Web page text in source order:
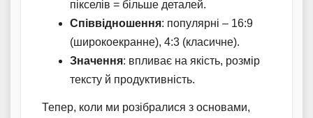
пікселів = більше деталей.
Співвідношення: популярні – 16:9
(широкоекранне), 4:3 (класичне).
Значення: впливає на якість, розмір
тексту й продуктивність.
Тепер, коли ми розібралися з основами,